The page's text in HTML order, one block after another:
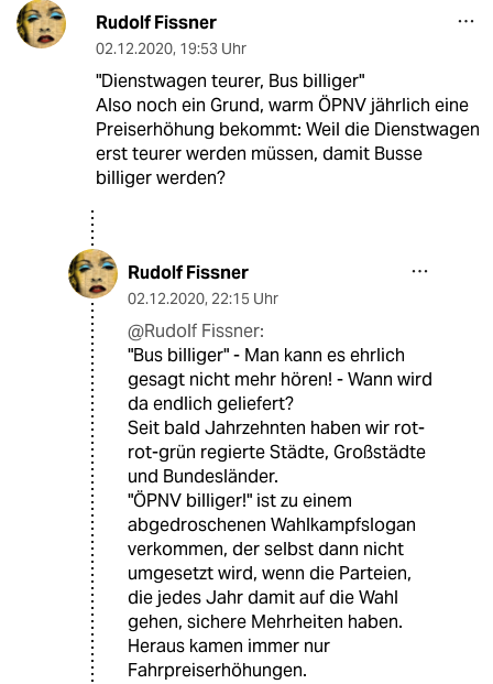
Rudolf Fissner
02.12.2020, 19:53 Uhr
"Dienstwagen teurer, Bus billiger"
Also noch ein Grund, warm ÖPNV jährlich eine
Preiserhöhung bekommt: Weil die Dienstwagen
erst teurer werden müssen, damit Busse
billiger werden?
Rudolf Fissner
02.12.2020, 22:15 Uhr
@Rudolf Fissner:
"Bus billiger" - Man kann es ehrlich
gesagt nicht mehr hören! - Wann wird
da endlich geliefert?
Seit bald Jahrzehnten haben wir rot-
rot-grün regierte Städte, Großstädte
und Bundesländer.
"ÖPNV billiger!" ist zu einem
abgedroschenen Wahlkampfslogan
verkommen, der selbst dann nicht
umgesetzt wird, wenn die Parteien,
die jedes Jahr damit auf die Wahl
gehen, sichere Mehrheiten haben.
Heraus kamen immer nur
Fahrpreiserhöhungen.